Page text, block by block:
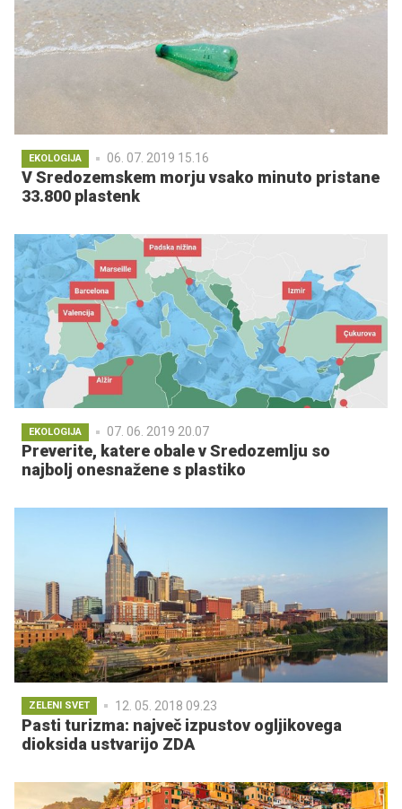
EKOLOGIJA 06. 07. 2019 15.16
V Sredozemskem morju vsako minuto pristane
33.800 plastenk
EKOLOGIJA 07. 06. 2019 20.07
Preverite, katere obale v Sredozemlju so
najbolj onesnažene s plastiko
ZELENI SVET 12. 05. 2018 09.23
Pasti turizma: največ izpustov ogljikovega
dioksida ustvarijo ZDA